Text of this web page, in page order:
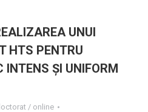
UNUI
HTS PENTRU
ȘI UNIFORM
/ online